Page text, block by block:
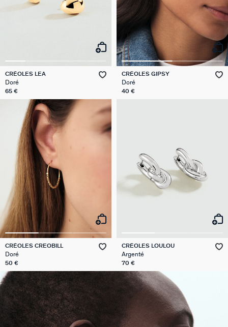
CRÉOLES LEA
Doré
65 €
CRÉOLES GIPSY
Doré
40 €
CRÉOLES CREOBILL
Doré
50 €
CRÉOLES LOULOU
Argenté
70 €